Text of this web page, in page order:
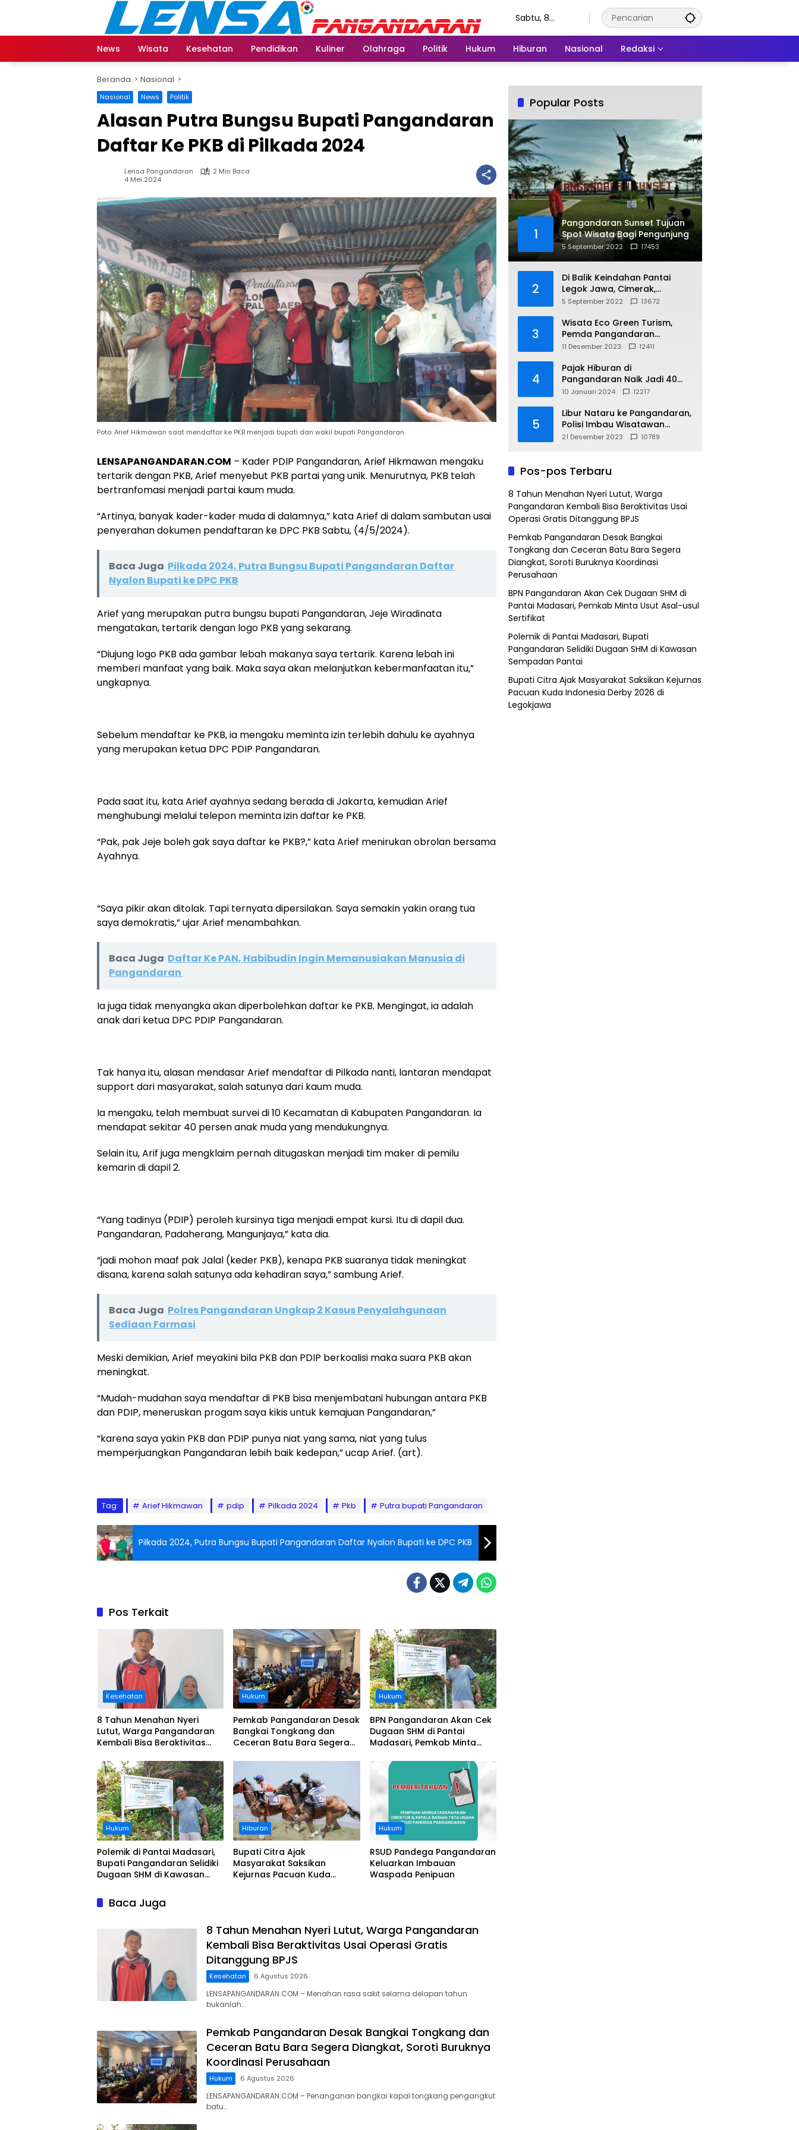
Sabtu, 8
News
Wisata Kesehatan Pendidikan Kuliner Olahraga Politik Hukum Hiburan Nasional Redaksi
Beranda Nasional
Nasional News Politik
Alasan Putra Bungsu Bupati Pangandaran
Daftar Ke PKB di Pilkada 2024
Lensa Pangandaran
2 Min Baca
4 Mei 2024
Poto: Arief Hikmawan saat mendaftar ke PKB menjadi bupati dan wakil bupati Pangandaran
LENSAPANGANDARAN.COM – Kader PDIP Pangandaran, Arief Hikmawan mengaku
tertarik dengan PKB, Arief menyebut PKB partai yang unik. Menurutnya, PKB telah
bertranfomasi menjadi partai kaum muda.
“Artinya, banyak kader-kader muda di dalamnya,” kata Arief di dalam sambutan usai
penyerahan dokumen pendaftaran ke DPC PKB Sabtu, (4/5/2024).
Baca Juga Pilkada 2024, Putra Bungsu Bupati Pangandaran Daftar
Nyalon Bupati ke DPC PKB
Arief yang merupakan putra bungsu bupati Pangandaran, Jeje Wiradinata
mengatakan, tertarik dengan logo PKB yang sekarang.
“Diujung logo PKB ada gambar lebah makanya saya tertarik. Karena lebah ini
memberi manfaat yang baik. Maka saya akan melanjutkan kebermanfaatan itu,”
ungkapnya.
Sebelum mendaftar ke PKB, ia mengaku meminta izin terlebih dahulu ke ayahnya
yang merupakan ketua DPC PDIP Pangandaran.
Pada saat itu, kata Arief ayahnya sedang berada di Jakarta, kemudian Arief
menghubungi melalui telepon meminta izin daftar ke PKB.
“Pak, pak Jeje boleh gak saya daftar ke PKB?,” kata Arief menirukan obrolan bersama
Ayahnya.
“Saya pikir akan ditolak. Tapi ternyata dipersilakan. Saya semakin yakin orang tua
saya demokratis,” ujar Arief menambahkan.
Baca Juga Daftar Ke PAN, Habibudin Ingin Memanusiakan Manusia di
Pangandaran
Ia juga tidak menyangka akan diperbolehkan daftar ke PKB. Mengingat, ia adalah
anak dari ketua DPC PDIP Pangandaran.
Tak hanya itu, alasan mendasar Arief mendaftar di Pilkada nanti, lantaran mendapat
support dari masyarakat, salah satunya dari kaum muda.
Ia mengaku, telah membuat survei di 10 Kecamatan di Kabupaten Pangandaran. Ia
mendapat sekitar 40 persen anak muda yang mendukungnya.
Selain itu, Arif juga mengklaim pernah ditugaskan menjadi tim maker di pemilu
kemarin di dapil 2.
“Yang tadinya (PDIP) peroleh kursinya tiga menjadi empat kursi. Itu di dapil dua.
Pangandaran, Padaherang, Mangunjaya,” kata dia.
“jadi mohon maaf pak Jalal (keder PKB), kenapa PKB suaranya tidak meningkat
disana, karena salah satunya ada kehadiran saya,” sambung Arief.
Baca Juga Polres Pangandaran Ungkap 2 Kasus Penyalahgunaan
Sediaan Farmasi
Meski demikian, Arief meyakini bila PKB dan PDIP berkoalisi maka suara PKB akan
meningkat.
“Mudah-mudahan saya mendaftar di PKB bisa menjembatani hubungan antara PKB
dan PDIP, meneruskan progam saya kikis untuk kemajuan Pangandaran,”
“karena saya yakin PKB dan PDIP punya niat yang sama, niat yang tulus
memperjuangkan Pangandaran lebih baik kedepan,” ucap Arief. (art).
Tag: Arief Hikmawan pdip Pilkada 2024 Pkb Putra bupati Pangandaran
Pilkada 2024, Putra Bungsu Bupati Pangandaran Daftar Nyalon Bupati ke DPC PKB
Pos Terkait
Kesehatan
8 Tahun Menahan Nyeri
Lutut, Warga Pangandaran
Kembali Bisa Beraktivitas
Ditanggung BPJS
Hukum
Pemkab Pangandaran Desak
Bangkai Tongkang dan
Ceceran Batu Bara Segera
Koordinasi Perusahaan
Hukum
BPN Pangandaran Akan Cek
Dugaan SHM di Pantai
Madasari, Pemkab Minta
Hukum
Polemik di Pantai Madasari,
Bupati Pangandaran Selidiki
Dugaan SHM di Kawasan
Hiburan
Bupati Citra Ajak
Masyarakat Saksikan
Kejurnas Pacuan Kuda
Hukum
RSUD Pandega Pangandaran
Keluarkan Imbauan
Waspada Penipuan
Baca Juga
8 Tahun Menahan Nyeri Lutut, Warga Pangandaran
Kembali Bisa Beraktivitas Usai Operasi Gratis
Ditanggung BPJS
Kesehatan 6 Agustus 2026
LENSAPANGANDARAN.COM – Menahan rasa sakit selama delapan tahun
bukanlah…
Pemkab Pangandaran Desak Bangkai Tongkang dan
Ceceran Batu Bara Segera Diangkat, Soroti Buruknya
Koordinasi Perusahaan
Hukum 6 Agustus 2026
LENSAPANGANDARAN.COM – Penanganan bangkai kapal tongkang pengangkut
batu…
Popular Posts
1
Pangandaran Sunset Tujuan
Spot Wisata Bagi Pengunjung
5 September 2022 17453
2
Di Balik Keindahan Pantai
Legok Jawa, Cimerak,
Pangandaran
5 September 2022 13672
3
Wisata Eco Green Turism,
Pemda Pangandaran
Gandeng PLN
11 Desember 2023 12411
4
Pajak Hiburan di
Pangandaran Naik Jadi 40
Persen
10 Januari 2024 12217
5
Libur Nataru ke Pangandaran,
Polisi Imbau Wisatawan
Gunakan Jalur Arteri
21 Desember 2023 10789
Pos-pos Terbaru
8 Tahun Menahan Nyeri Lutut, Warga
Pangandaran Kembali Bisa Beraktivitas Usai
Operasi Gratis Ditanggung BPJS
Pemkab Pangandaran Desak Bangkai
Tongkang dan Ceceran Batu Bara Segera
Diangkat, Soroti Buruknya Koordinasi
Perusahaan
BPN Pangandaran Akan Cek Dugaan SHM di
Pantai Madasari, Pemkab Minta Usut Asal-usul
Sertifikat
Polemik di Pantai Madasari, Bupati
Pangandaran Selidiki Dugaan SHM di Kawasan
Sempadan Pantai
Bupati Citra Ajak Masyarakat Saksikan Kejurnas
Pacuan Kuda Indonesia Derby 2026 di
Legokjawa